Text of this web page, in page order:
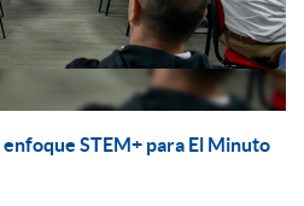
STEM+ para El Minuto